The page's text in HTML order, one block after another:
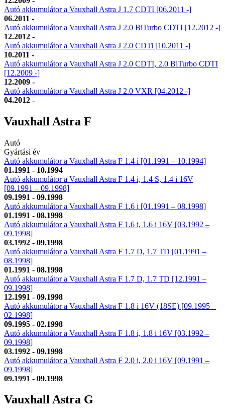
Autó akkumulátor a Vauxhall Astra J 1.7 CDTI [06.2011 -]
06.2011 -
Autó akkumulátor a Vauxhall Astra J 2.0 BiTurbo CDTI [12.2012 -]
12.2012 -
Autó akkumulátor a Vauxhall Astra J 2.0 CDTi [10.2011 -]
10.2011 -
Autó akkumulátor a Vauxhall Astra J 2.0 CDTI, 2.0 BiTurbo CDTI
[12.2009 -]
12.2009 -
Autó akkumulátor a Vauxhall Astra J 2.0 VXR [04.2012 -]
04.2012 -
Vauxhall Astra F
Autó
Gyártási év
Autó akkumulátor a Vauxhall Astra F 1.4 i [01.1991 – 10.1994]
01.1991 - 10.1994
Autó akkumulátor a Vauxhall Astra F 1.4 i, 1.4 S, 1.4 i 16V
[09.1991 – 09.1998]
09.1991 - 09.1998
Autó akkumulátor a Vauxhall Astra F 1.6 i [01.1991 – 08.1998]
01.1991 - 08.1998
Autó akkumulátor a Vauxhall Astra F 1.6 i, 1.6 i 16V [03.1992 –
09.1998]
03.1992 - 09.1998
Autó akkumulátor a Vauxhall Astra F 1.7 D, 1.7 TD [01.1991 –
08.1998]
01.1991 - 08.1998
Autó akkumulátor a Vauxhall Astra F 1.7 D, 1.7 TD [12.1991 –
09.1998]
12.1991 - 09.1998
Autó akkumulátor a Vauxhall Astra F 1.8 i 16V (18SE) [09.1995 –
02.1998]
09.1995 - 02.1998
Autó akkumulátor a Vauxhall Astra F 1.8 i, 1.8 i 16V [03.1992 –
09.1998]
03.1992 - 09.1998
Autó akkumulátor a Vauxhall Astra F 2.0 i, 2.0 i 16V [09.1991 –
09.1998]
09.1991 - 09.1998
Vauxhall Astra G